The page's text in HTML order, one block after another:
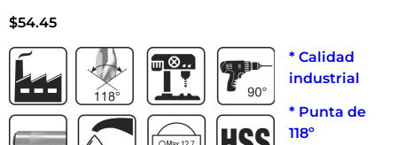
$54.45
* Calidad
industrial
* Punta de
118º